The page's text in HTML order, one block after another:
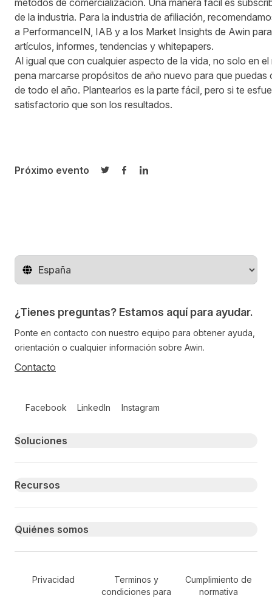
métodos de comercialización. Una manera fácil es
de la industria. Para la industria de afiliación,
a PerformanceIN, IAB y a los Market Insights de Awin
artículos, informes, tendencias y whitepapers.
Al igual que con cualquier aspecto de la vida, no solo en
pena marcarse propósitos de año nuevo para que
de todo el año. Plantearlos es la parte fácil, pero si te
satisfactorio que son los resultados.
Próximo evento
Compartir en Twitter
Compartir en Facebook
Compartir en LinkedIn
Cambiar de región
¿Tienes preguntas? Estamos aquí para ayudar.
Ponte en contacto con nuestro equipo para obtener ayuda,
orientación o cualquier información sobre Awin.
Contacto
Facebook LinkedIn Instagram
Primary footer navigation
Soluciones
Recursos
Quiénes somos
Secondary Footer Navigation
Privacidad
Terminos y
condiciones para
Cumplimiento de
normativa